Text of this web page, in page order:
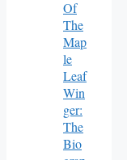
Of
The
Map
Le
Leaf
Win
Ger:
The
Bio